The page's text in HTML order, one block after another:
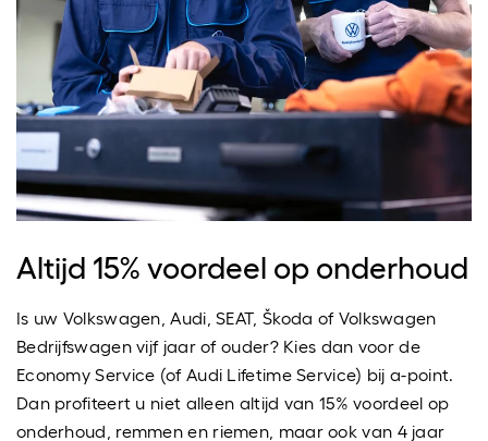
Altijd 15% voordeel op onderhoud
Is uw Volkswagen, Audi, SEAT, Škoda of Volkswagen
Bedrijfswagen vijf jaar of ouder? Kies dan voor de
Economy Service (of Audi Lifetime Service) bij a-point.
Dan profiteert u niet alleen altijd van 15% voordeel op
onderhoud, remmen en riemen, maar ook van 4 jaar